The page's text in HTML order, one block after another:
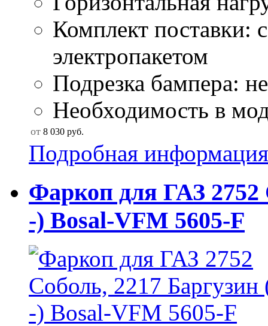
Комплект поставки:
электропакетом
Подрезка бампера:
Необходимость в
от 8 030 руб.
Подробная информация
Фаркоп для ГАЗ 2752
-) Bosal-VFM 5605-F